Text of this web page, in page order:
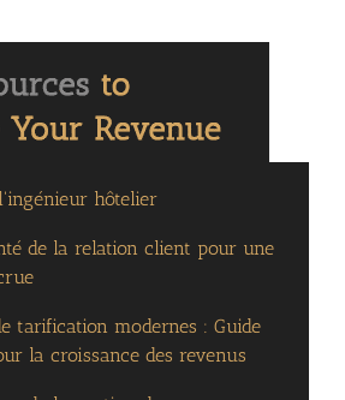
hôtelier
de la relation client pour une
tarification modernes : Guide
la croissance des revenus